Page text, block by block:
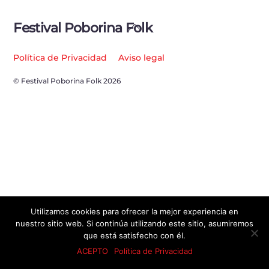
Back
Top
Festival Poborina Folk
Política de Privacidad Aviso legal
© Festival Poborina Folk 2026
Utilizamos cookies para ofrecer la mejor experiencia en
nuestro sitio web. Si continúa utilizando este sitio, asumiremos
que está satisfecho con él.
ACEPTO
Política de Privacidad